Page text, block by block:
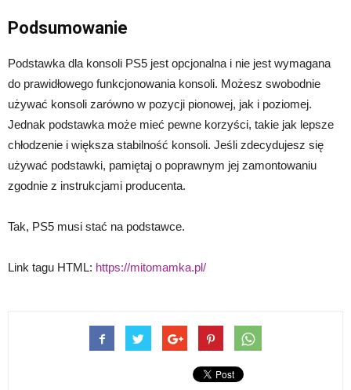
Podsumowanie
Podstawka dla konsoli PS5 jest opcjonalna i nie jest wymagana
do prawidłowego funkcjonowania konsoli. Możesz swobodnie
używać konsoli zarówno w pozycji pionowej, jak i poziomej.
Jednak podstawka może mieć pewne korzyści, takie jak lepsze
chłodzenie i większa stabilność konsoli. Jeśli zdecydujesz się
używać podstawki, pamiętaj o poprawnym jej zamontowaniu
zgodnie z instrukcjami producenta.
Tak, PS5 musi stać na podstawce.
Link tagu HTML: https://mitomamka.pl/